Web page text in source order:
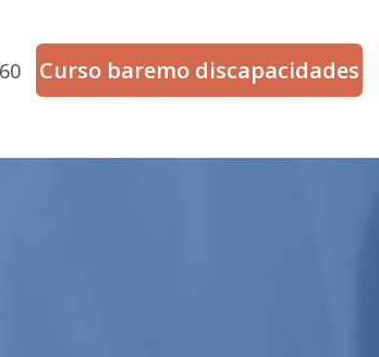
Curso baremo discapacidades